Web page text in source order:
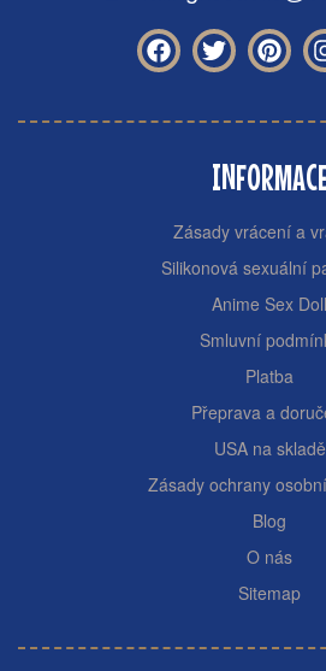
Zásady vrácení a
Silikonová sexuální
Anime Sex Doll
Smluvní
Platba
Přeprava a
USA na skladě
Zásady ochrany
Blog
O nás
Sitemap